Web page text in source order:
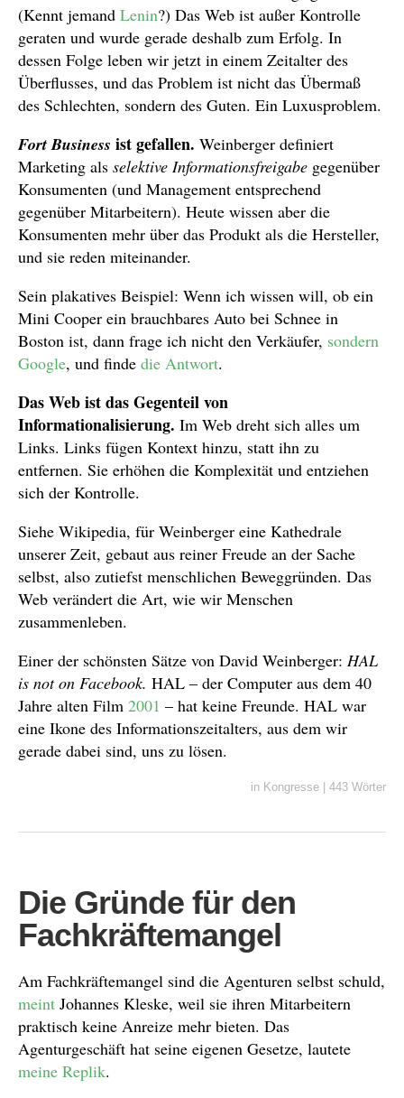
(Kennt jemand Lenin?) Das Web ist außer Kontrolle
geraten und wurde gerade deshalb zum Erfolg. In
dessen Folge leben wir jetzt in einem Zeitalter des
Überflusses, und das Problem ist nicht das Übermaß
des Schlechten, sondern des Guten. Ein Luxusproblem.
Fort Business ist gefallen. Weinberger definiert
Marketing als selektive Informationsfreigabe gegenüber
Konsumenten (und Management entsprechend
gegenüber Mitarbeitern). Heute wissen aber die
Konsumenten mehr über das Produkt als die Hersteller,
und sie reden miteinander.
Sein plakatives Beispiel: Wenn ich wissen will, ob ein
Mini Cooper ein brauchbares Auto bei Schnee in
Boston ist, dann frage ich nicht den Verkäufer, sondern
Google, und finde die Antwort.
Das Web ist das Gegenteil von
Informationalisierung. Im Web dreht sich alles um
Links. Links fügen Kontext hinzu, statt ihn zu
entfernen. Sie erhöhen die Komplexität und entziehen
sich der Kontrolle.
Siehe Wikipedia, für Weinberger eine Kathedrale
unserer Zeit, gebaut aus reiner Freude an der Sache
selbst, also zutiefst menschlichen Beweggründen. Das
Web verändert die Art, wie wir Menschen
zusammenleben.
Einer der schönsten Sätze von David Weinberger: HAL
is not on Facebook. HAL – der Computer aus dem 40
Jahre alten Film 2001 – hat keine Freunde. HAL war
eine Ikone des Informationszeitalters, aus dem wir
gerade dabei sind, uns zu lösen.
in Kongresse 443 Wörter
Die Gründe für den
Fachkräftemangel
Am Fachkräftemangel sind die Agenturen selbst schuld,
meint Johannes Kleske, weil sie ihren Mitarbeitern
praktisch keine Anreize mehr bieten. Das
Agenturgeschäft hat seine eigenen Gesetze, lautete
meine Replik.